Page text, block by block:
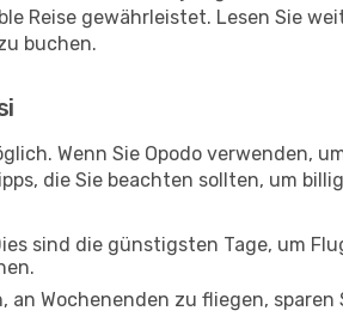
Reise gewährleistet. Lesen Sie
buchen.
Wenn Sie Opodo verwenden,
die Sie beachten sollten, um
sind die günstigsten Tage, um
an Wochenenden zu fliegen,